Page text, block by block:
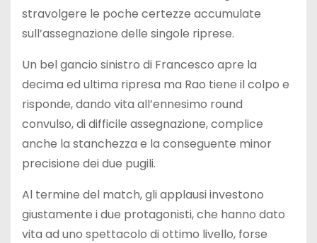
stravolgere le poche certezze accumulate
sull’assegnazione delle singole riprese.
Un bel gancio sinistro di Francesco apre la
decima ed ultima ripresa ma Rao tiene il colpo e
risponde, dando vita all’ennesimo round
convulso, di difficile assegnazione, complice
anche la stanchezza e la conseguente minor
precisione dei due pugili.
Al termine del match, gli applausi investono
giustamente i due protagonisti, che hanno dato
vita ad uno spettacolo di ottimo livello, forse